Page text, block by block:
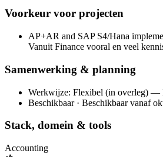
Voorkeur voor projecten
AP+AR and SAP S4/Hana
Vanuit Finance vooral en veel
Samenwerking & planning
Werkwijze: Flexibel (in overleg) —
Beschikbaar · Beschikbaar vanaf
Stack, domein & tools
Accounting